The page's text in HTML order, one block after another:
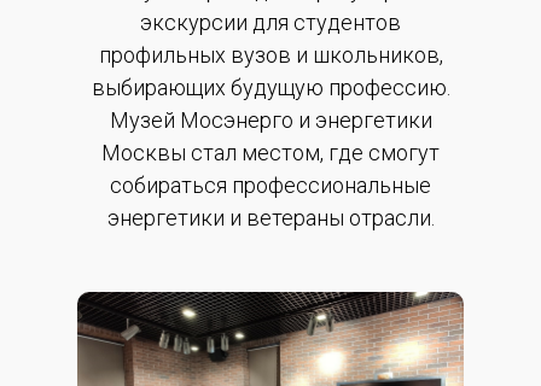
экскурсии для студентов
профильных вузов и школьников,
выбирающих будущую профессию.
Музей Мосэнерго и энергетики
Москвы стал местом, где смогут
собираться профессиональные
энергетики и ветераны отрасли.